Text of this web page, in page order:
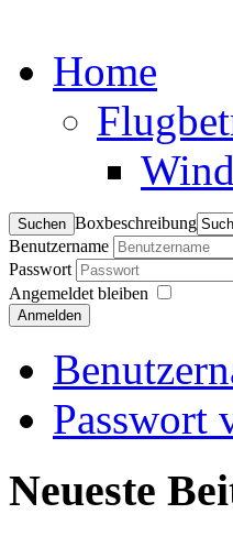
Home
Boxbeschreibung
Benutzername
Passwort
Angemeldet bleiben
Anmelden
Passwort
Neueste